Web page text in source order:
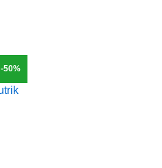
-50%